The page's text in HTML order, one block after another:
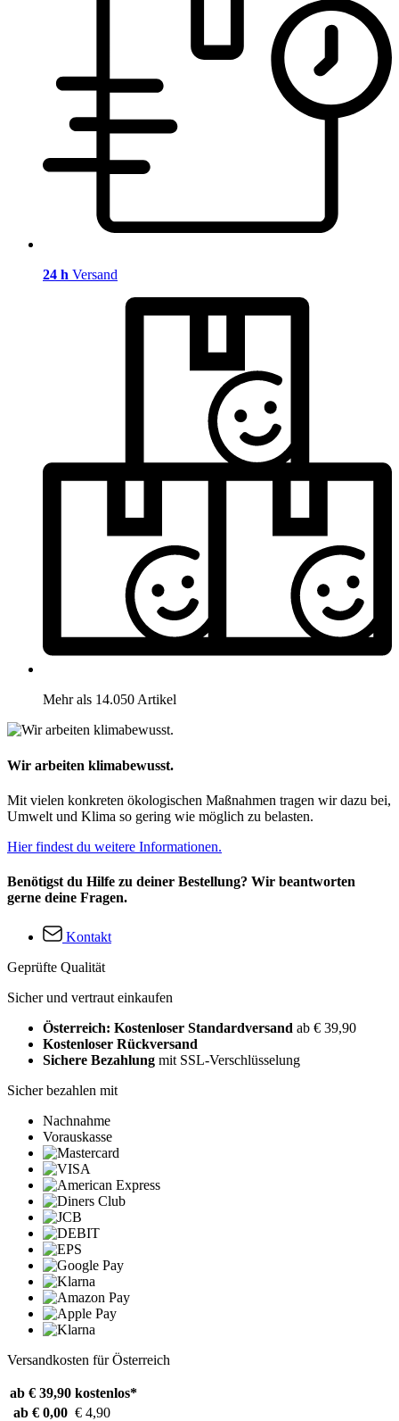
24 h Versand
Mehr als 14.050 Artikel
Wir arbeiten klimabewusst.
Mit vielen konkreten ökologischen Maßnahmen tragen wir dazu bei,
Umwelt und Klima so gering wie möglich zu belasten.
Hier findest du weitere Informationen.
Benötigst du Hilfe zu deiner Bestellung? Wir beantworten
gerne deine Fragen.
Kontakt
Geprüfte Qualität
Sicher und vertraut einkaufen
Österreich: Kostenloser Standardversand ab € 39,90
Kostenloser Rückversand
Sichere Bezahlung mit SSL-Verschlüsselung
Sicher bezahlen mit
Nachnahme
Vorauskasse
Versandkosten für Österreich
ab € 39,90 kostenlos*
ab € 0,00 € 4,90